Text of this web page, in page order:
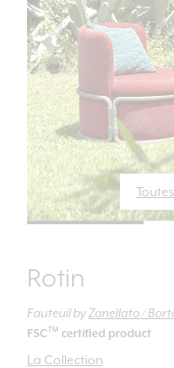
Rotin
FauteuilbyZanellato /
FSC TM certified product
La Collection